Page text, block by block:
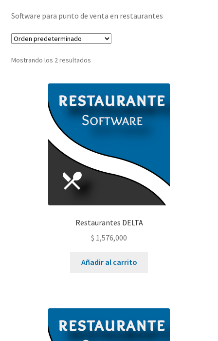
Página de pago
Solicitud de licencia
#606 (sin título)
Carrito de compras
Solicitar información para documentos electrónicos
Software para punto de venta en restaurantes
Mostrando los 2 resultados
Restaurantes DELTA
$ 1,576,000
Añadir al carrito